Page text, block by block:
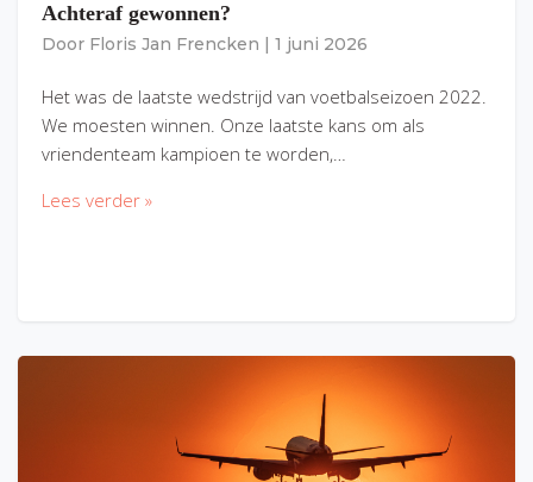
Achteraf gewonnen?
Door Floris Jan Frencken 1 juni 2026
Het was de laatste wedstrijd van voetbalseizoen 2022.
We moesten winnen. Onze laatste kans om als
vriendenteam kampioen te worden,…
Lees verder »